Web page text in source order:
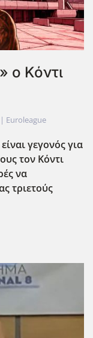
ο Κόντι
Euroleague
γεγονός για
τον Κόντι
να
τριετούς